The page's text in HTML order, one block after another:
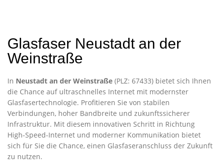
Glasfaser Neustadt an der
Weinstraße
In Neustadt an der Weinstraße (PLZ: 67433) bietet sich Ihnen
die Chance auf ultraschnelles Internet mit modernster
Glasfasertechnologie. Profitieren Sie von stabilen
Verbindungen, hoher Bandbreite und zukunftssicherer
Infrastruktur. Mit diesem innovativen Schritt in Richtung
High-Speed-Internet und moderner Kommunikation bietet
sich für Sie die Chance, einen Glasfaseranschluss der Zukunft
zu nutzen.